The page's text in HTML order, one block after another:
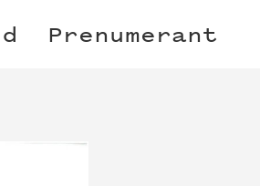
Prenumerant